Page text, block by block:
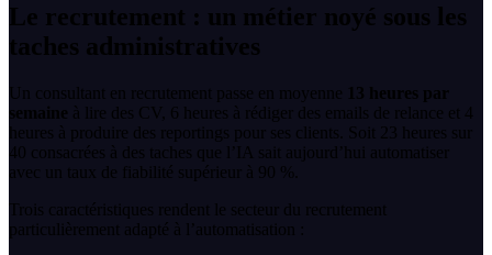
Le recrutement : un métier noyé sous les
taches administratives
Un consultant en recrutement passe en moyenne 13 heures par
semaine à lire des CV, 6 heures à rédiger des emails de relance et 4
heures à produire des reportings pour ses clients. Soit 23 heures sur
40 consacrées à des taches que l’IA sait aujourd’hui automatiser
avec un taux de fiabilité supérieur à 90 %.
Trois caractéristiques rendent le secteur du recrutement
particulièrement adapté à l’automatisation :